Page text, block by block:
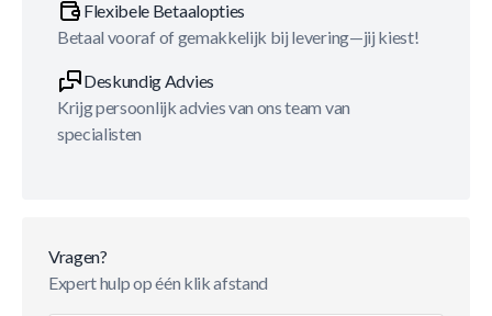
Flexibele Betaalopties
Betaal vooraf of gemakkelijk bij levering—jij kiest!
Deskundig Advies
Krijg persoonlijk advies van ons team van
specialisten
Vragen?
Expert hulp op één klik afstand